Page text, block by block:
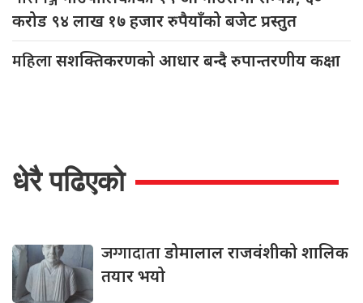
करोड ९४ लाख १७ हजार रुपैयाँको बजेट प्रस्तुत
महिलासशक्तिकरणको आधार बन्दै रुपान्तरणीय कक्षा
धेरै पढिएको
जग्गादाताडोमालाल राजवंशीको शालिक
तयार भयो